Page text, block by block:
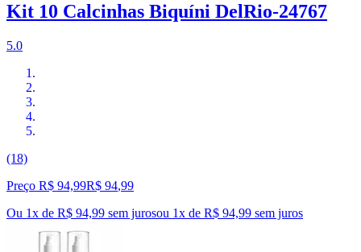
Kit 10 Calcinhas Biquíni DelRio-24767
5.0
(18)
Preço R$ 94,99R$ 94,99
Ou 1x de R$ 94,99 sem jurosou 1x de R$ 94,99 sem juros